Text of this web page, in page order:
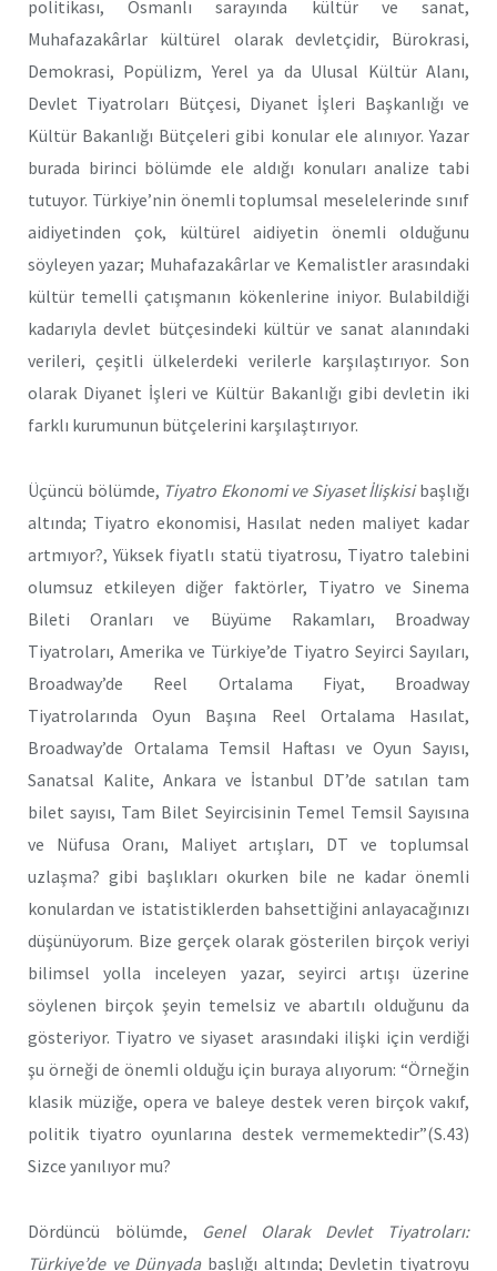
politikası, Osmanlı sarayında kültür ve sanat,
Muhafazakârlar kültürel olarak devletçidir, Bürokrasi,
Demokrasi, Popülizm, Yerel ya da Ulusal Kültür Alanı,
Devlet Tiyatroları Bütçesi, Diyanet İşleri Başkanlığı ve
Kültür Bakanlığı Bütçeleri gibi konular ele alınıyor. Yazar
burada birinci bölümde ele aldığı konuları analize tabi
tutuyor. Türkiye’nin önemli toplumsal meselelerinde sınıf
aidiyetinden çok, kültürel aidiyetin önemli olduğunu
söyleyen yazar; Muhafazakârlar ve Kemalistler arasındaki
kültür temelli çatışmanın kökenlerine iniyor. Bulabildiği
kadarıyla devlet bütçesindeki kültür ve sanat alanındaki
verileri, çeşitli ülkelerdeki verilerle karşılaştırıyor. Son
olarak Diyanet İşleri ve Kültür Bakanlığı gibi devletin iki
farklı kurumunun bütçelerini karşılaştırıyor.
Üçüncü bölümde, Tiyatro Ekonomi ve Siyaset İlişkisibaşlığı
altında; Tiyatro ekonomisi, Hasılat neden maliyet kadar
artmıyor?, Yüksek fiyatlı statü tiyatrosu, Tiyatro talebini
olumsuz etkileyen diğer faktörler, Tiyatro ve Sinema
Bileti Oranları ve Büyüme Rakamları, Broadway
Tiyatroları, Amerika ve Türkiye’de Tiyatro Seyirci Sayıları,
Broadway’de Reel Ortalama Fiyat, Broadway
Tiyatrolarında Oyun Başına Reel Ortalama Hasılat,
Broadway’de Ortalama Temsil Haftası ve Oyun Sayısı,
Sanatsal Kalite, Ankara ve İstanbul DT’de satılan tam
bilet sayısı, Tam Bilet Seyircisinin Temel Temsil Sayısına
ve Nüfusa Oranı, Maliyet artışları, DT ve toplumsal
uzlaşma? gibi başlıkları okurken bile ne kadar önemli
konulardan ve istatistiklerden bahsettiğini anlayacağınızı
düşünüyorum. Bize gerçek olarak gösterilen birçok veriyi
bilimsel yolla inceleyen yazar, seyirci artışı üzerine
söylenen birçok şeyin temelsiz ve abartılı olduğunu da
gösteriyor. Tiyatro ve siyaset arasındaki ilişki için verdiği
şu örneği de önemli olduğu için buraya alıyorum: “Örneğin
klasik müziğe, opera ve baleye destek veren birçok vakıf,
politik tiyatro oyunlarına destek vermemektedir”(S.43)
Sizce yanılıyor mu?
Dördüncü bölümde, Genel Olarak Devlet Tiyatroları:
Türkiye’de ve Dünyadabaşlığı altında; Devletin tiyatroyu